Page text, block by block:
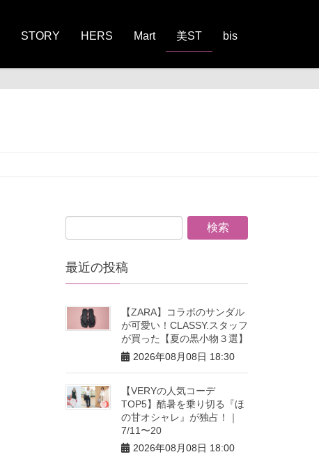
STORY HERS Mart 美ST bis
最近の投稿
【ZARA】コラボのサンダル
が可愛い！CLASSY.スタッフ
が買った【夏の黒小物３選】
2026年08月08日 18:30
【VERYの人気コーデ
TOP5】酷暑を乗り切る『ほ
の甘オシャレ』が独占！｜
7/11〜20
2026年08月08日 18:00